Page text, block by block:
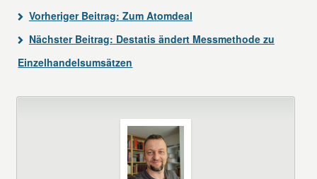
Vorheriger Beitrag: Zum Atomdeal
Nächster Beitrag: Destatis ändert Messmethode zu
Einzelhandelsumsätzen